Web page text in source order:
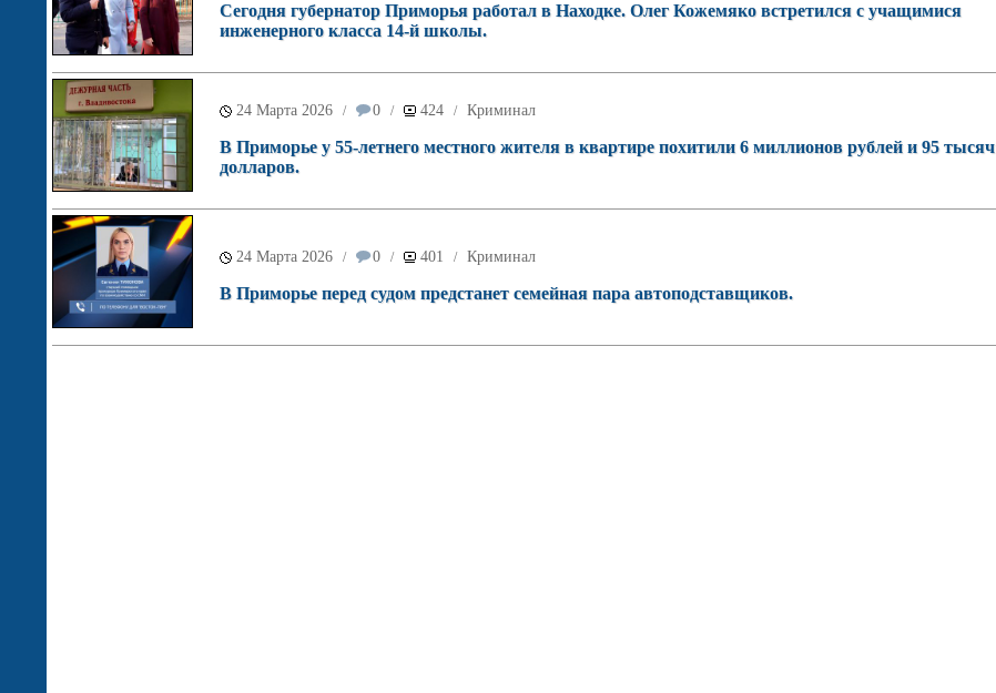
Сегодня губернатор Приморья работал в Находке. Олег Кожемяко встретился с учащимися
инженерного класса 14‑й школы.
24 Марта 2026 / 0 / 424 / Криминал
В Приморье у 55-летнего местного жителя в квартире похитили 6 миллионов рублей и 95 тысяч
долларов.
24 Марта 2026 / 0 / 401 / Криминал
В Приморье перед судом предстанет семейная пара автоподставщиков.